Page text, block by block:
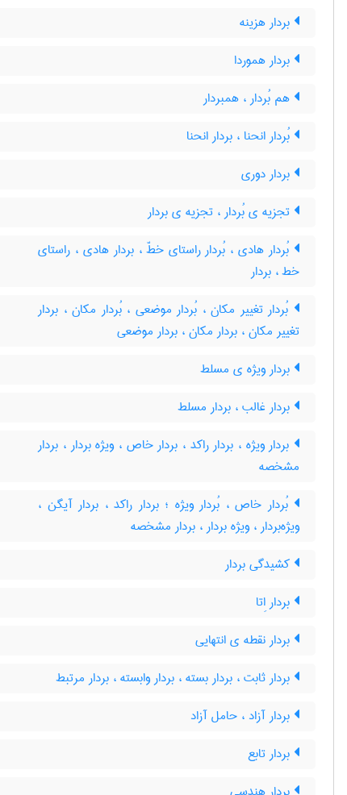
بردار هزینه
بردار هموردا
هم بُردار ، همبردار
بُردار انحنا ، بردار انحنا
بردار دوری
تجزیه ی بُردار ، تجزیه ی بردار
بُردار هادی ، بُردار راستای خطّ ، بردار هادی ، راستای
خط ، بردار
بُردار تغییر مکان ، بُردار موضعی ، بُردار مکان ، بردار
تغییر مکان ، بردار مکان ، بردار موضعی
بردار ویژه ی مسلط
بردار غالب ، بردار مسلط
بردار ویژه ، بردار راکد ، بردار خاص ، ویژه بردار ، بردار
مشخصه
بُردار خاص ، بُردار ویژه ؛ بردار راکد ، بردار آیگن ،
ویژه‌بردار ، ویژه بردار ، بردار مشخصه
کشیدگی بردار
بردار اِتا
بردار نقطه ی انتهایی
بردار ثابت ، بردار بسته ، بردار وابسته ، بردار مرتبط
بردار آزاد ، حامل آزاد
بردار تابع